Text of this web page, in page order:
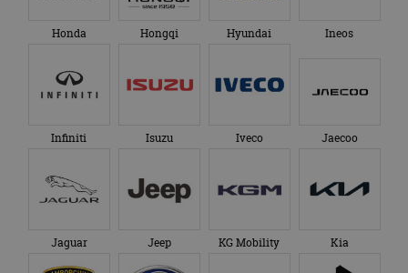
Honda Hongqi Hyundai Ineos
Infiniti Isuzu Iveco Jaecoo
Jaguar Jeep KG Mobility Kia